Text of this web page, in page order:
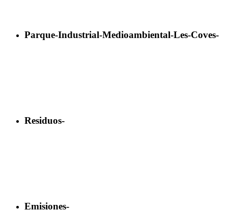
Parque-Industrial-Medioambiental-Les-Coves-
Residuos-
Emisiones-